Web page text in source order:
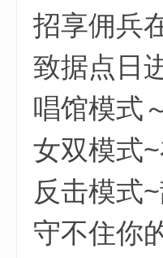
招享佣兵
致据点日
唱馆模式
女双模式
反击模式
守不住你